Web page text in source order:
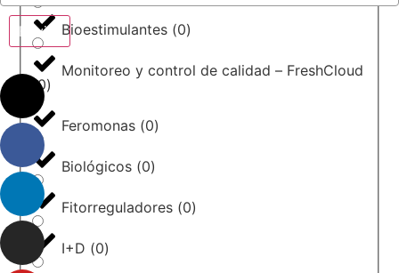
Bioestimulantes (0)
Monitoreo y control de calidad – FreshCloud
(0)
Feromonas (0)
Biológicos (0)
Fitorreguladores (0)
I+D (0)